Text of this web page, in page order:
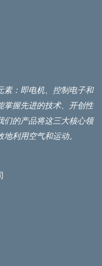
素：即电机、控制电子和
掌握先进的技术、开创性
们的产品将这三大核心领
利用空气和运动。